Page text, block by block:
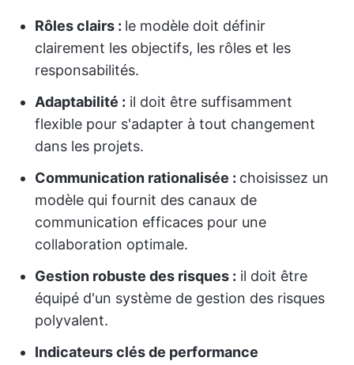
Rôles clairs : le modèle doit définir
clairement les objectifs, les rôles et les
responsabilités.
Adaptabilité : il doit être suffisamment
flexible pour s'adapter à tout changement
dans les projets.
Communication rationalisée : choisissez un
modèle qui fournit des canaux de
communication efficaces pour une
collaboration optimale.
Gestion robuste des risques : il doit être
équipé d'un système de gestion des risques
polyvalent.
Indicateurs clés de performance